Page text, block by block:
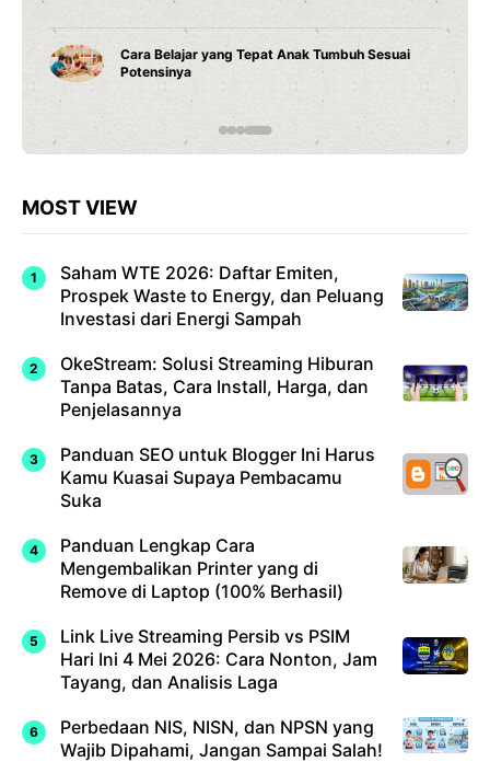
Cara Belajar yang Tepat Anak Tumbuh Sesuai
Potensinya
MOST VIEW
Saham WTE 2026: Daftar Emiten,
Prospek Waste to Energy, dan Peluang
Investasi dari Energi Sampah
OkeStream: Solusi Streaming Hiburan
Tanpa Batas, Cara Install, Harga, dan
Penjelasannya
Panduan SEO untuk Blogger Ini Harus
Kamu Kuasai Supaya Pembacamu
Suka
Panduan Lengkap Cara
Mengembalikan Printer yang di
Remove di Laptop (100% Berhasil)
Link Live Streaming Persib vs PSIM
Hari Ini 4 Mei 2026: Cara Nonton, Jam
Tayang, dan Analisis Laga
Perbedaan NIS, NISN, dan NPSN yang
Wajib Dipahami, Jangan Sampai Salah!